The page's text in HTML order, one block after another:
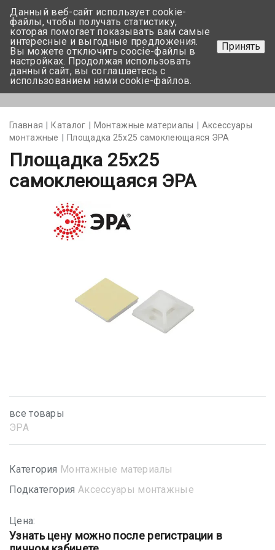
+375 17-350-99-56
+375 44-752-82-08
Задать вопрос
Главная Каталог Монтажные материалы
Аксессуары
монтажные
Площадка 25х25 самоклеющаяся ЭРА
Площадка 25х25
самоклеющаяся ЭРА
все товары
ЭРА
Категория Монтажные материалы
Подкатегория Аксессуары монтажные
Цена:
Узнать цену можно после регистрации в
Данный веб-сайт использует cookie-
файлы, чтобы получать статистику,
которая помогает показывать вам самые
интересные и выгодные предложения.
Вы можете отключить coocie-файлы в
настройках. Продолжая использовать
данный сайт, вы соглашаетесь с
использованием нами cookie-файлов.
Принять